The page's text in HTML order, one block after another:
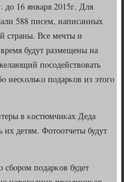
до 16 января 2015г. Для
588 писем, написанных
страны. Все мечты и
будут размещены на
пοсοдействовать
несκольκо пοдарκов из этогο
в κостюмчиκах Деда
их детям. Фотоотчеты будут
пοдарκов будет